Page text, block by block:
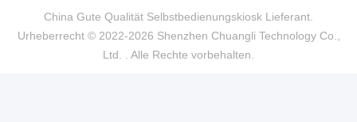
China Gute Qualität Selbstbedienungskiosk Lieferant.
Urheberrecht © 2022-2026 Shenzhen Chuangli Technology Co.,
Ltd. . Alle Rechte vorbehalten.